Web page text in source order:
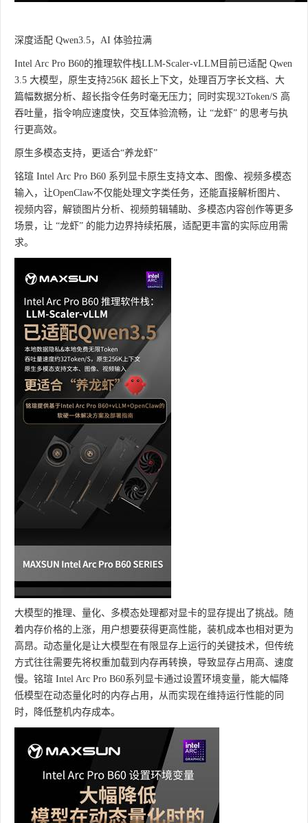
深度适配 Qwen3.5，AI 体验拉满
Intel Arc Pro B60的推理软件栈LLM-Scaler-vLLM目前已适配 Qwen
3.5 大模型，原生支持256K 超长上下文，处理百万字长文档、大
篇幅数据分析、超长指令任务时毫无压力；同时实现32Token/S 高
吞吐量，指令响应速度快，交互体验流畅，让 “龙虾” 的思考与执
行更高效。
原生多模态支持，更适合“养龙虾”
铭瑄 Intel Arc Pro B60 系列显卡原生支持文本、图像、视频多模态
输入，让OpenClaw不仅能处理文字类任务，还能直接解析图片、
视频内容，解锁图片分析、视频剪辑辅助、多模态内容创作等更多
场景，让 “龙虾” 的能力边界持续拓展，适配更丰富的实际应用需
求。
大模型的推理、量化、多模态处理都对显卡的显存提出了挑战。随
着内存价格的上涨，用户想要获得更高性能，装机成本也相对更为
高昂。动态量化是让大模型在有限显存上运行的关键技术，但传统
方式往往需要先将权重加载到内存再转换，导致显存占用高、速度
慢。铭瑄 Intel Arc Pro B60系列显卡通过设置环境变量，能大幅降
低模型在动态量化时的内存占用，从而实现在维持运行性能的同
时，降低整机内存成本。